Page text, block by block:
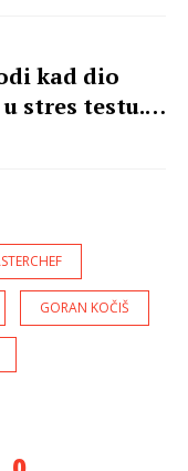
kad dio
stres testu...
ono
GORAN KOČIŠ